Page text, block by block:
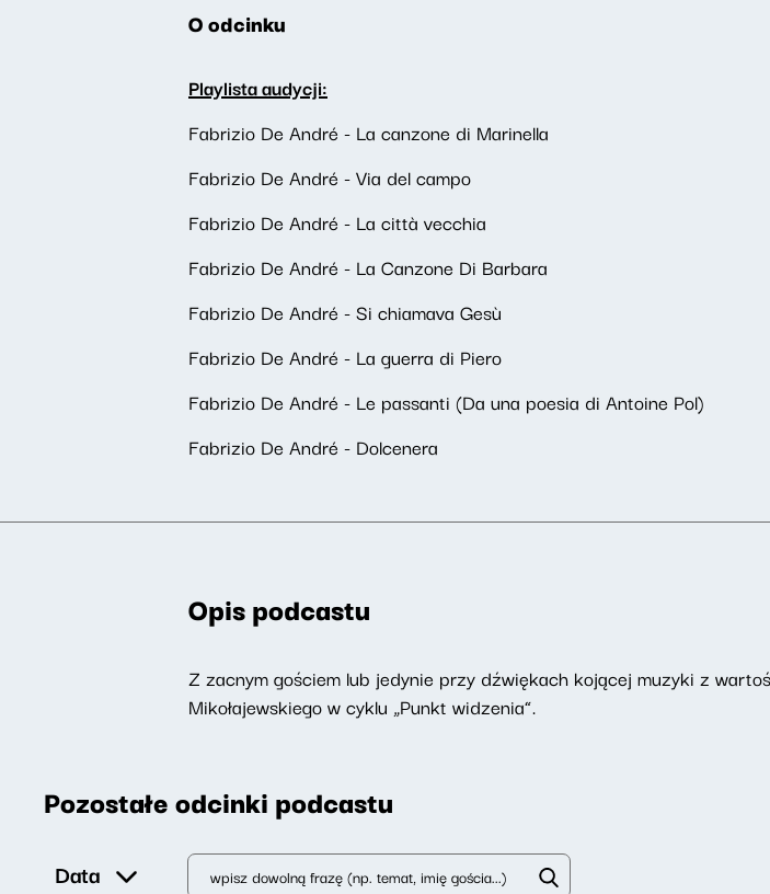
O odcinku
Playlista audycji:
Fabrizio De André - La canzone di Marinella
Fabrizio De André - Via del campo
Fabrizio De André - La città vecchia
Fabrizio De André - La Canzone Di Barbara
Fabrizio De André - Si chiamava Gesù
Fabrizio De André - La guerra di Piero
Fabrizio De André - Le passanti (Da una poesia di Antoine Pol)
Fabrizio De André - Dolcenera
Opis podcastu
Z zacnym gościem lub jedynie przy dźwiękach kojącej muzyki z
Mikołajewskiego w cyklu „Punkt widzenia”.
Pozostałe odcinki podcastu
Data